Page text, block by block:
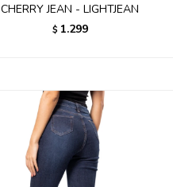
CHERRY JEAN - LIGHTJEAN
$ 1.299